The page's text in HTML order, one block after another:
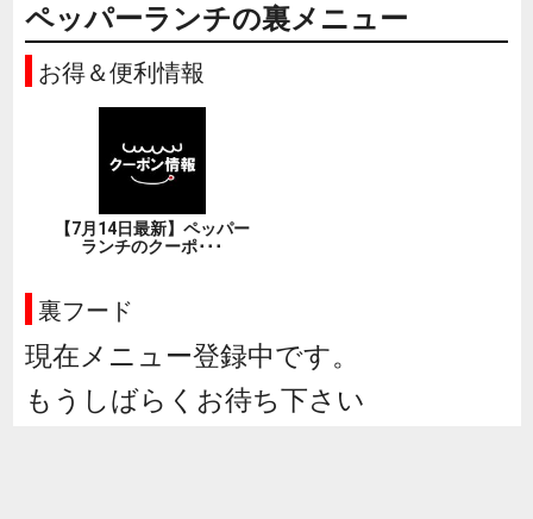
ペッパーランチの裏メニュー
お得＆便利情報
【7月14日最新】ペッパー
ランチのクーポ･･･
裏フード
現在メニュー登録中です。
もうしばらくお待ち下さい